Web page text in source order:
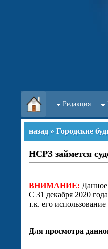
Редакция
назад » Городские
НСРЗ займется
ВНИМАНИЕ:
С 31 декабря 2020
т.к. его
Для просмотра